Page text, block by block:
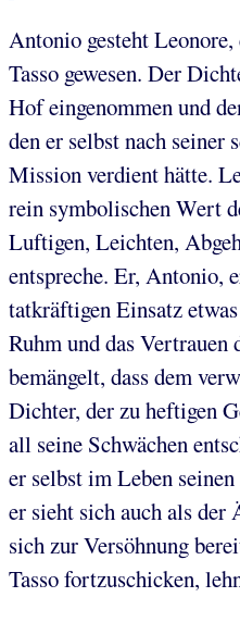
Antonio gesteht
Tasso gewesen. Der
Hof eingenommen und
den er selbst nach
Mission verdient hätte.
rein symbolischen Wert
Luftigen, Leichten,
entspreche. Er, Antonio,
tatkräftigen Einsatz
Ruhm und das
bemängelt, dass dem
Dichter, der zu heftigen
all seine Schwächen
er selbst im Leben
er sieht sich auch als
sich zur Versöhnung
Tasso fortzuschicken,